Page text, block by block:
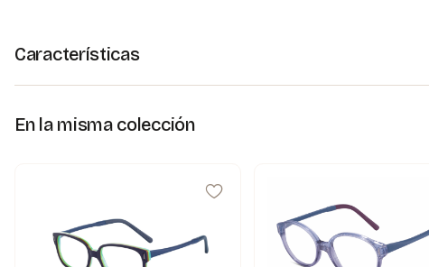
Características
En la misma colección